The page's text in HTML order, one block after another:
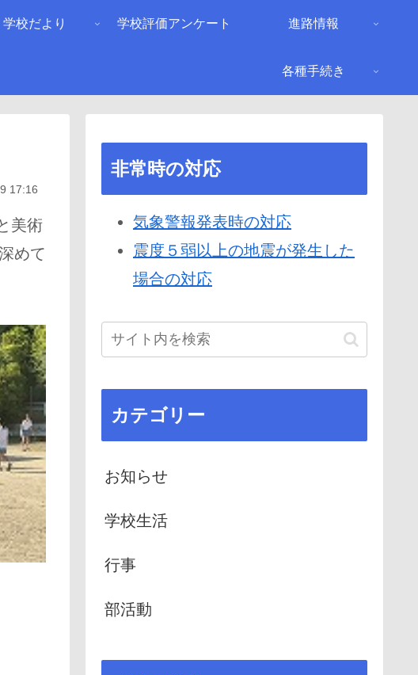
学校だより 学校評価アンケート 進路情報
各種手続き
17:16
美術
めて
非常時の対応
気象警報発表時の対応
震度５弱以上の地震が発生した
場合の対応
カテゴリー
お知らせ
学校生活
行事
部活動